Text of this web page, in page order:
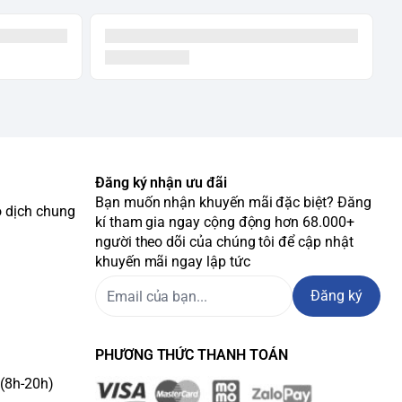
dịch chung
20h)
Đăng ký nhận ưu đãi
Bạn muốn nhận khuyến mãi đặc biệt? Đăng
kí tham gia ngay cộng động hơn 68.000+
người theo dõi của chúng tôi để cập nhật
khuyến mãi ngay lập tức
Đăng ký
PHƯƠNG THỨC THANH TOÁN